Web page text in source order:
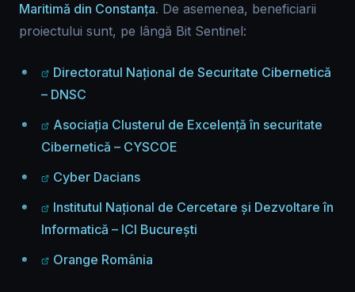
Maritimă din Constanța. De asemenea, beneficiarii
proiectului sunt, pe lângă Bit Sentinel:
Directoratul Național de Securitate Cibernetică
– DNSC
Asociația Clusterul de Excelență în securitate
Cibernetică – CYSCOE
Cyber Dacians
Institutul Național de Cercetare și Dezvoltare în
Informatică – ICI București
Orange România